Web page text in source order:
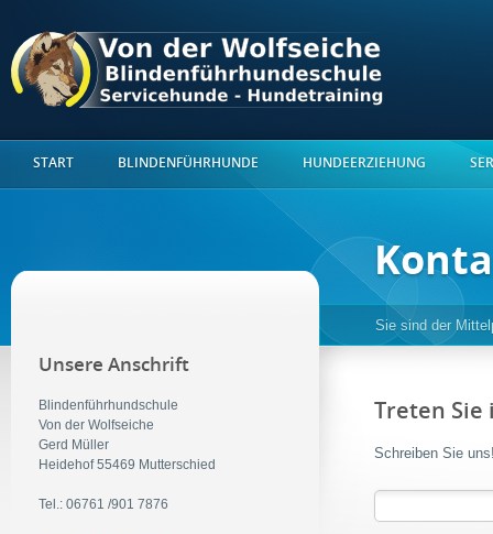
START BLINDENFÜHRHUNDE HUNDEERZIEHUNG
Sie sind der
Unsere Anschrift
Blindenführhundschule
Von der Wolfseiche
Gerd Müller
Heidehof 55469 Mutterschied
Tel.: 06761 /901 7876
Treten Sie
Schreiben Sie